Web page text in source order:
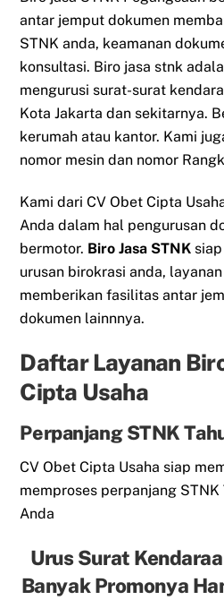
antar jemput dokumen
STNK anda, keamanan
konsultasi. Biro jasa stnk
mengurusi surat-surat
Kota Jakarta dan sekitarnya.
kerumah atau kantor. Kami
nomor mesin dan nomor
Kami dari CV Obet Cipta
Anda dalam hal pengurusan
bermotor. Biro Jasa STNK
urusan birokrasi anda,
memberikan fasilitas antar
dokumen lainnnya.
Daftar Layanan
Cipta Usaha
Perpanjang STNK
CV Obet Cipta Usaha siap
memproses perpanjang STNK
Anda
Urus Surat
Banyak Promonya